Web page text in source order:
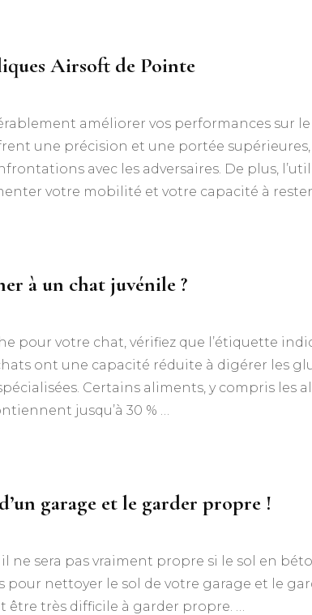
Airsoft de Pointe
améliorer vos performances sur
une précision et une portée
avec les adversaires. De plus,
votre mobilité et votre capacité à
à un chat juvénile ?
pour votre chat, vérifiez que l’étiquette
ont une capacité réduite à digérer les
Certains aliments, y compris les
jusqu’à 30 % …
garage et le garder propre !
ne sera pas vraiment propre si le sol en
pour nettoyer le sol de votre garage et le
être très difficile à garder propre. …